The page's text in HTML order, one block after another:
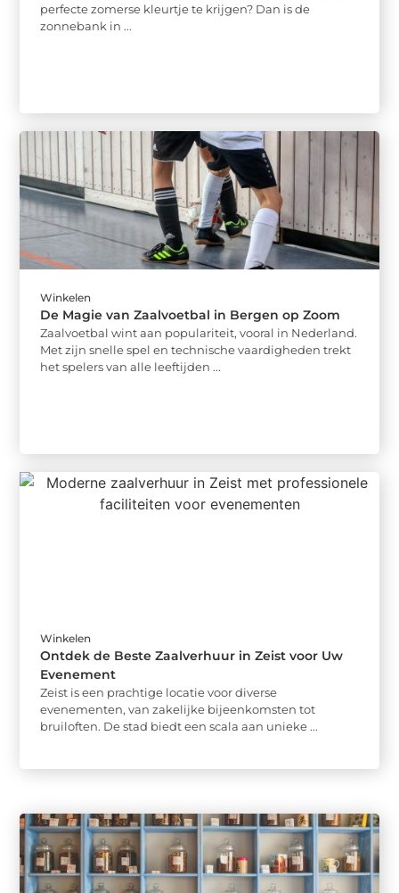
perfecte zomerse kleurtje te krijgen? Dan is de
zonnebank in ...
Winkelen
De Magie van Zaalvoetbal in Bergen op Zoom
Zaalvoetbal wint aan populariteit, vooral in Nederland.
Met zijn snelle spel en technische vaardigheden trekt
het spelers van alle leeftijden ...
Winkelen
Ontdek de Beste Zaalverhuur in Zeist voor Uw
Evenement
Zeist is een prachtige locatie voor diverse
evenementen, van zakelijke bijeenkomsten tot
bruiloften. De stad biedt een scala aan unieke ...